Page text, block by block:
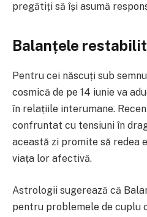
pregătiți să își asumă
Balanțele
Pentru cei născuți sub
cosmică de pe 14 iunie va
în relațiile interumane.
confruntat cu tensiuni în
această zi promite să redea
viața lor afectivă.
Astrologii sugerează că
pentru problemele de cuplu